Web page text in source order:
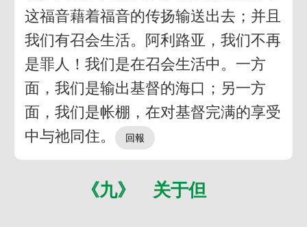
这福音藉着福音的传扬输送出去；并且
我们有召会生活。阿利路亚，我们不再
是罪人！我们是在召会生活中。一方
面，我们是输出基督的海口；另一方
面，我们是帐棚，在对基督完满的享受
中与祂同住。
《九》 关于但